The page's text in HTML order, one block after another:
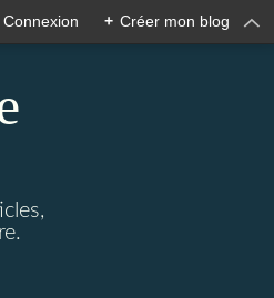
Connexion + Créer mon blog